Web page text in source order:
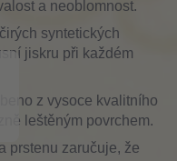
a neoblomnost.
syntetických
jiskru při každém
z vysoce kvalitního
leštěným povrchem.
prstenu zaručuje, že